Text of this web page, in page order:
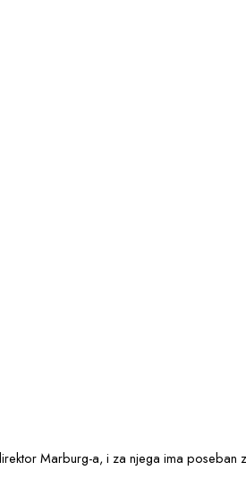
Marburg-a, i za njega ima poseban